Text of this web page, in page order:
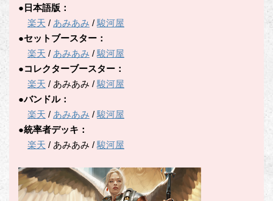
●日本語版：
楽天 / あみあみ /駿河屋
●セットブースター：
楽天 / あみあみ /駿河屋
●コレクターブースター：
楽天 / あみあみ /駿河屋
●バンドル：
楽天 / あみあみ /駿河屋
●統率者デッキ：
楽天 / あみあみ /駿河屋